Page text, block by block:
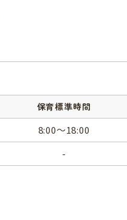
保育標準時間
8:00～18:00
-